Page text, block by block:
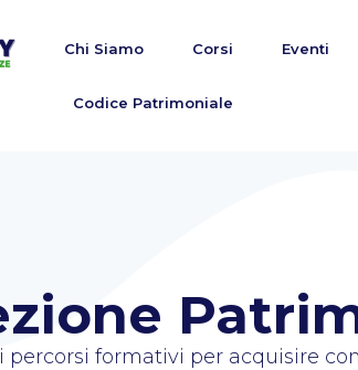
Chi Siamo Corsi Eventi
Codice Patrimoniale
percorsi formativi per acquisire